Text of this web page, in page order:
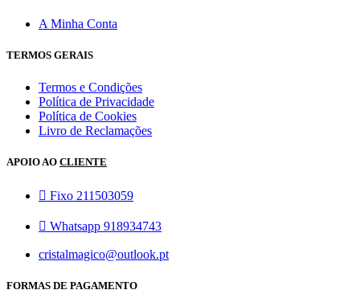
A Minha Conta
TERMOS GERAIS
Termos e Condições
Política de Privacidade
Política de Cookies
Livro de Reclamações
APOIO AO CLIENTE
Fixo 211503059
Whatsapp 918934743
cristalmagico@outlook.pt
FORMAS DE PAGAMENTO